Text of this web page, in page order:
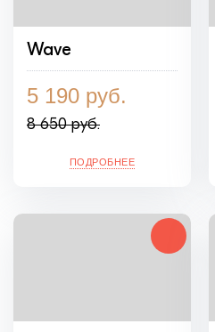
Wave
5 190 руб.
8 650 руб.
ПОДРОБНЕЕ